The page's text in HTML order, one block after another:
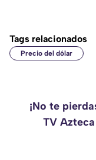
Tags relacionados
Precio del dólar
¡No te
TV